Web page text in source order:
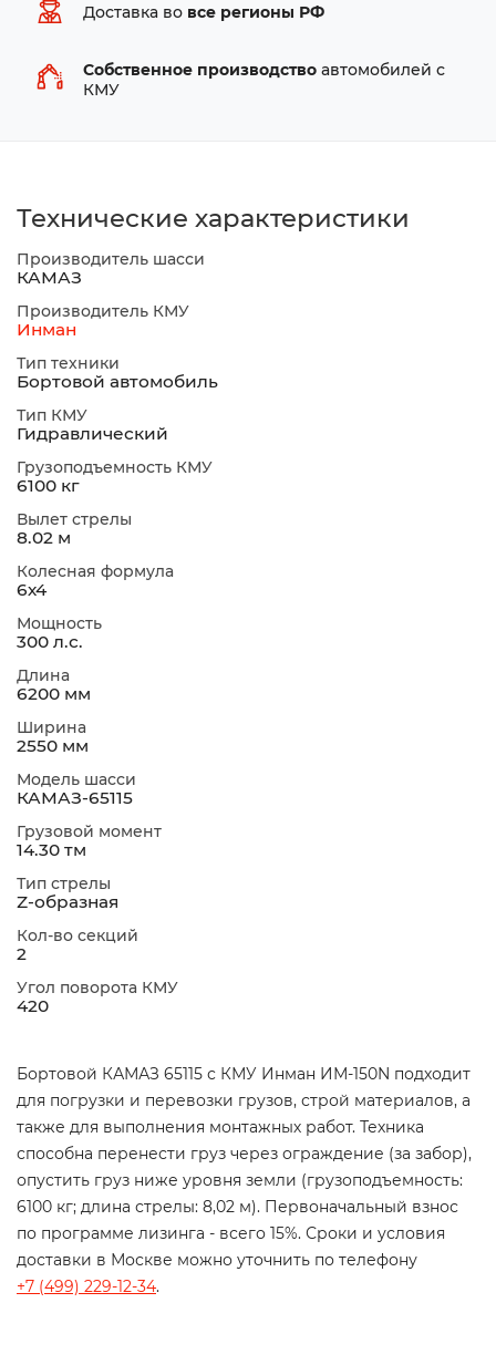
Доставка во все регионы РФ
Собственное производство автомобилей с
КМУ
Технические характеристики
Производитель шасси
КАМАЗ
Производитель КМУ
Инман
Тип техники
Бортовой автомобиль
Тип КМУ
Гидравлический
Грузоподъемность КМУ
6100 кг
Вылет стрелы
8.02 м
Колесная формула
6х4
Мощность
300 л.с.
Длина
6200 мм
Ширина
2550 мм
Модель шасси
КАМАЗ-65115
Грузовой момент
14.30 тм
Тип стрелы
Z-образная
Кол-во секций
2
Угол поворота КМУ
420
Бортовой КАМАЗ 65115 с КМУ Инман ИМ-150N подходит
для погрузки и перевозки грузов, строй материалов, а
также для выполнения монтажных работ. Техника
способна перенести груз через ограждение (за забор),
опустить груз ниже уровня земли (грузоподъемность:
6100 кг; длина стрелы: 8,02 м). Первоначальный взнос
по программе лизинга - всего 15%. Сроки и условия
доставки в Москве можно уточнить по телефону
+7 (499) 229-12-34.